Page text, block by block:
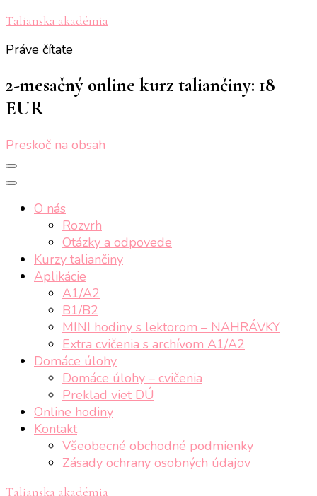
Talianska akadémia
Práve čítate
2-mesačný online kurz taliančiny: 18
EUR
Preskoč na obsah
O nás
Rozvrh
Otázky a odpovede
Kurzy taliančiny
Aplikácie
A1/A2
B1/B2
MINI hodiny s lektorom – NAHRÁVKY
Extra cvičenia s archívom A1/A2
Domáce úlohy
Domáce úlohy – cvičenia
Preklad viet DÚ
Online hodiny
Kontakt
Všeobecné obchodné podmienky
Zásady ochrany osobných údajov
Talianska akadémia